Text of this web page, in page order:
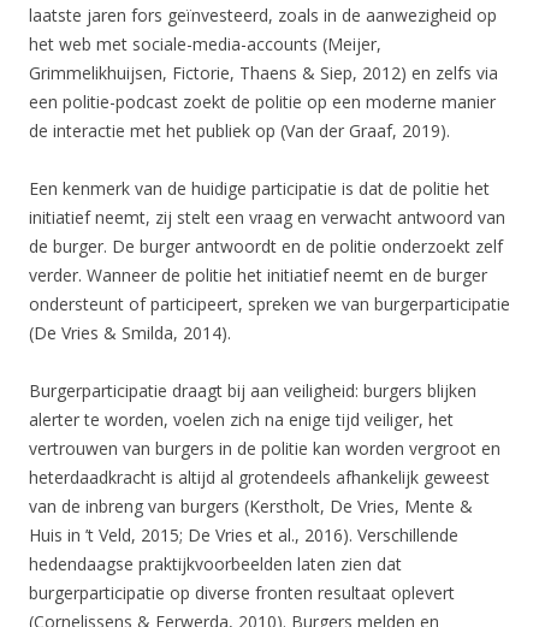
laatste jaren fors geïnvesteerd, zoals in de aanwezigheid op
het web met sociale-media-accounts (Meijer,
Grimmelikhuijsen, Fictorie, Thaens & Siep, 2012) en zelfs via
een politie-podcast zoekt de politie op een moderne manier
de interactie met het publiek op (Van der Graaf, 2019).
Een kenmerk van de huidige participatie is dat de politie het
initiatief neemt, zij stelt een vraag en verwacht antwoord van
de burger. De burger antwoordt en de politie onderzoekt zelf
verder. Wanneer de politie het initiatief neemt en de burger
ondersteunt of participeert, spreken we van burgerparticipatie
(De Vries & Smilda, 2014).
Burgerparticipatie draagt bij aan veiligheid: burgers blijken
alerter te worden, voelen zich na enige tijd veiliger, het
vertrouwen van burgers in de politie kan worden vergroot en
heterdaadkracht is altijd al grotendeels afhankelijk geweest
van de inbreng van burgers (Kerstholt, De Vries, Mente &
Huis in ’t Veld, 2015; De Vries et al., 2016). Verschillende
hedendaagse praktijkvoorbeelden laten zien dat
burgerparticipatie op diverse fronten resultaat oplevert
(Cornelissens & Ferwerda, 2010). Burgers melden en